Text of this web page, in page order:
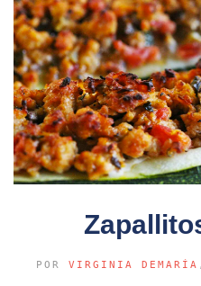
POR VIRGINIA DEMARÍA